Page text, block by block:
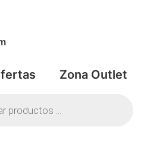
Zona Outlet